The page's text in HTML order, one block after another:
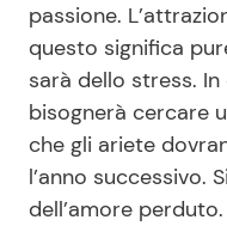
passione.
questo significa
sarà dello stress.
bisognerà cercare
che gli ariete
l’anno successivo.
dell’amore perduto.